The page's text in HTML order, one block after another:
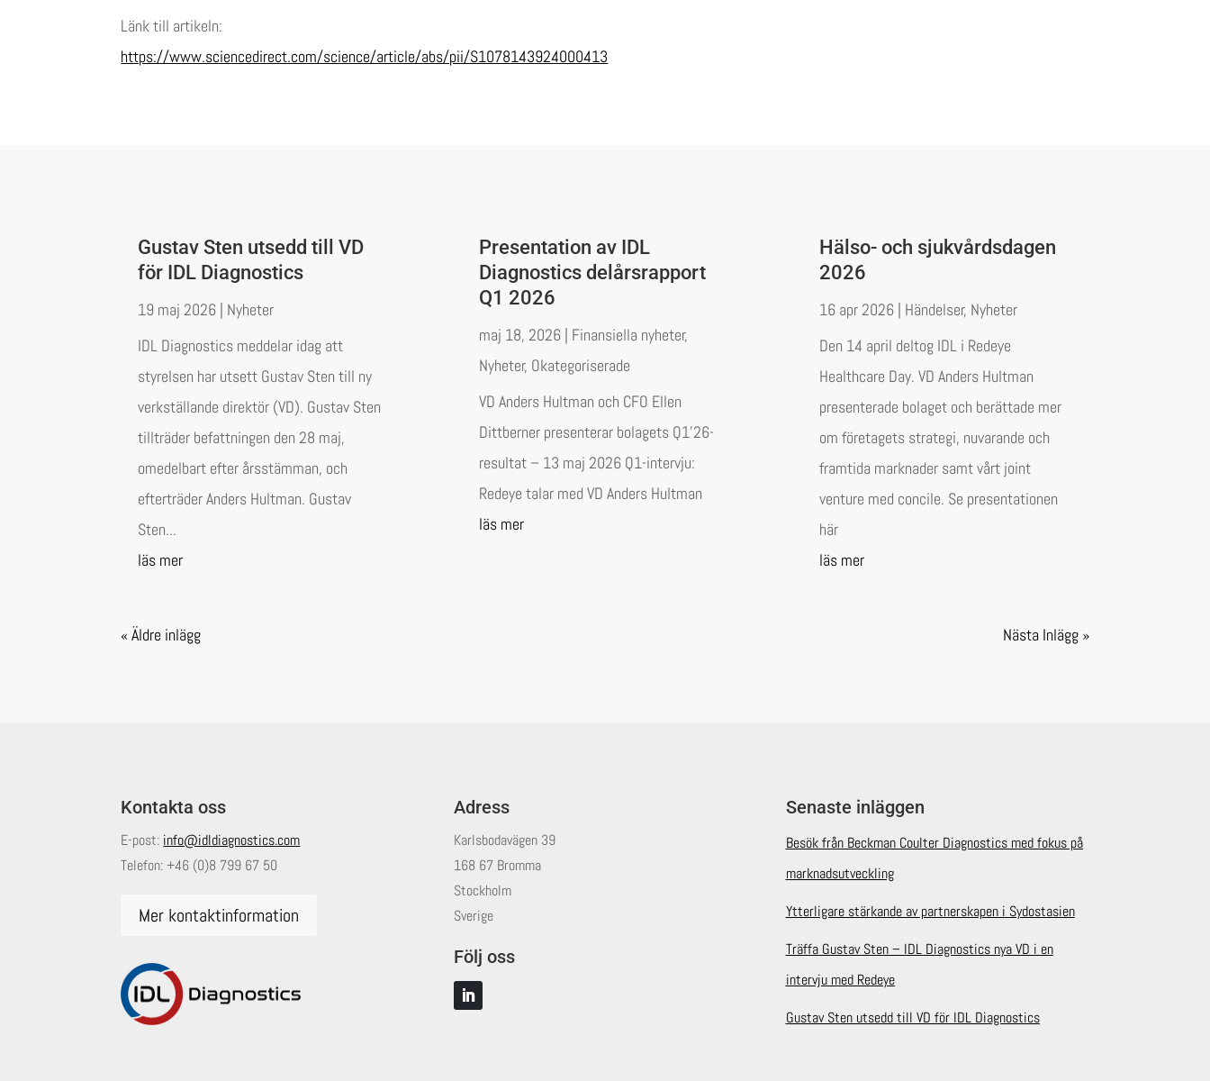
Länk till artikeln:
https://www.sciencedirect.com/science/article/abs/pii/S1078143924000413
Gustav Sten utsedd till VD
för IDL Diagnostics
19 maj 2026 | Nyheter
IDL Diagnostics meddelar idag att
styrelsen har utsett Gustav Sten till ny
verkställande direktör (VD). Gustav Sten
tillträder befattningen den 28 maj,
omedelbart efter årsstämman, och
efterträder Anders Hultman. Gustav
Sten...
läs mer
Presentation av IDL
Diagnostics delårsrapport
Q1 2026
maj 18, 2026| Finansiella nyheter,
Nyheter, Okategoriserade
VD Anders Hultman och CFO Ellen
Dittberner presenterar bolagets Q1’26-
resultat – 13 maj 2026 Q1-intervju:
Redeye talar med VD Anders Hultman
läs mer
Hälso- och sjukvårdsdagen
2026
16 apr 2026| Händelser, Nyheter
Den 14 april deltog IDL i Redeye
Healthcare Day. VD Anders Hultman
presenterade bolaget och berättade mer
om företagets strategi, nuvarande och
framtida marknader samt vårt joint
venture med concile. Se presentationen
här
läs mer
« Äldre inlägg Nästa Inlägg »
Kontakta oss
E-post: info@idldiagnostics.com
Telefon:+46 (0)8 799 67 50
Mer kontaktinformation
Adress
Karlsbodavägen 39
168 67 Bromma
Stockholm
Sverige
Följ oss
Senaste inläggen
Besök från Beckman Coulter Diagnostics med fokus på
marknadsutveckling
Ytterligare stärkande av partnerskapen i Sydostasien
Träffa Gustav Sten – IDL Diagnostics nya VD i en
intervju med Redeye
Gustav Sten utsedd till VD för IDL Diagnostics